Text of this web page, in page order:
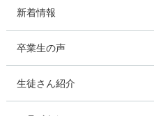
新着情報
卒業生の声
生徒さん紹介